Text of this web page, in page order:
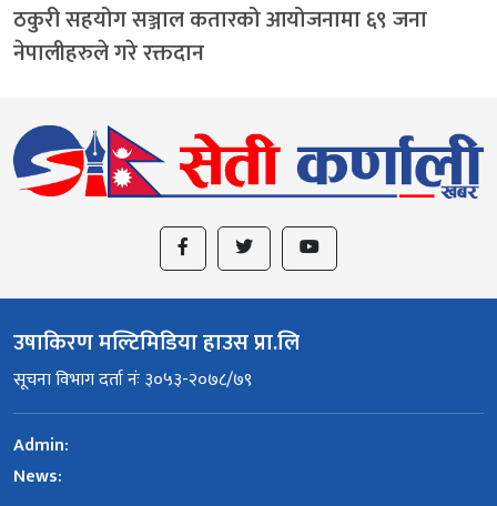
ठकुरी सहयोग सञ्जाल कतारको आयोजनामा ६९ जना
नेपालीहरुले गरे रक्तदान
उषाकिरण मल्टिमिडिया हाउस प्रा.लि
सूचना विभाग दर्ता नंः ३०५३-२०७८/७९
Admin:
News: